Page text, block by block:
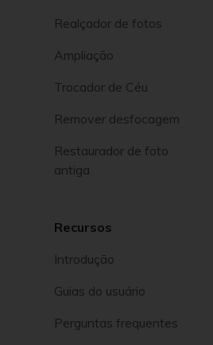
Realçador de fotos
Ampliação
Trocador de Céu
Remover desfocagem
Restaurador de foto
antiga
Recursos
Introdução
Guias do usuário
Perguntas frequentes